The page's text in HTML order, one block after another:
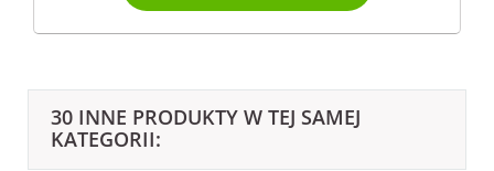
30 INNE PRODUKTY W TEJ SAMEJ
KATEGORII: